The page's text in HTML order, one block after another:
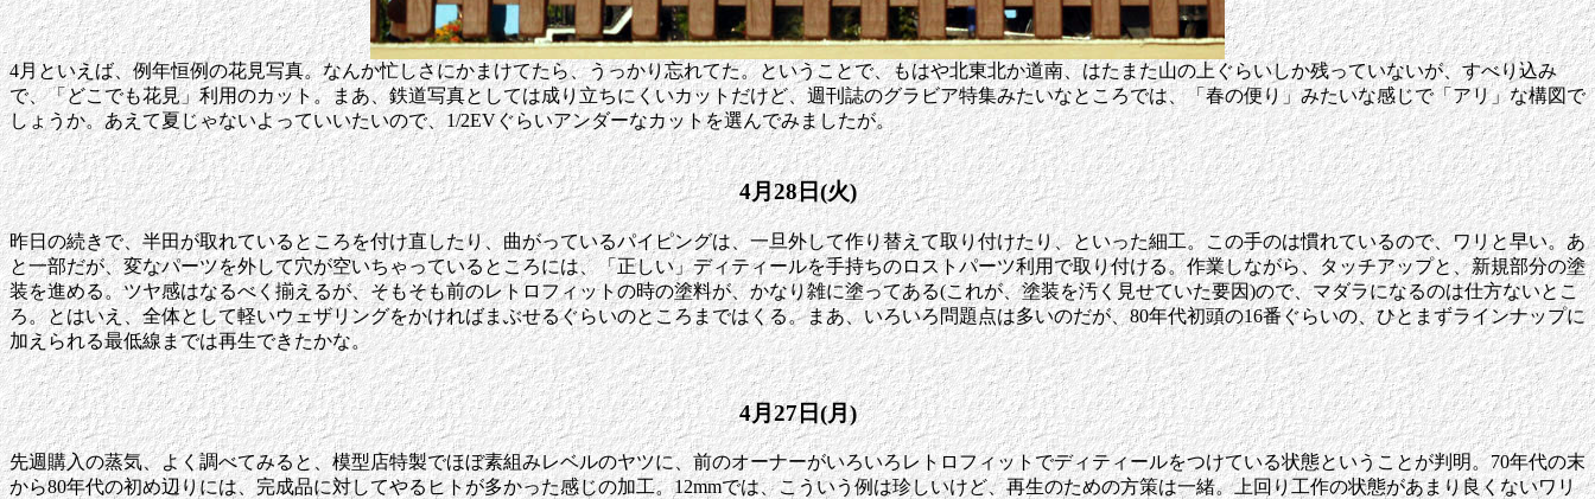
4月といえば、例年恒例の花見写真。なんか忙しさにかまけてたら、うっかり忘れてた。ということで、もはや北東北か道南、はたまた山の上ぐらいしか残っていないが、すべり込み
で、「どこでも花見」利用のカット。まあ、鉄道写真としては成り立ちにくいカットだけど、週刊誌のグラビア特集みたいなところでは、「春の便り」みたいな感じで「アリ」な構図で
しょうか。あえて夏じゃないよっていいたいので、1/2EVぐらいアンダーなカットを選んでみましたが。
4月28日(火)
昨日の続きで、半田が取れているところを付け直したり、曲がっているパイピングは、一旦外して作り替えて取り付けたり、といった細工。この手のは慣れているので、ワリと早い。あ
と一部だが、変なパーツを外して穴が空いちゃっているところには、「正しい」ディティールを手持ちのロストパーツ利用で取り付ける。作業しながら、タッチアップと、新規部分の塗
装を進める。ツヤ感はなるべく揃えるが、そもそも前のレトロフィットの時の塗料が、かなり雑に塗ってある(これが、塗装を汚く見せていた要因)ので、マダラになるのは仕方ないとこ
ろ。とはいえ、全体として軽いウェザリングをかければまぶせるぐらいのところまではくる。まあ、いろいろ問題点は多いのだが、80年代初頭の16番ぐらいの、ひとまずラインナップに
加えられる最低線までは再生できたかな。
4月27日(月)
先週購入の蒸気、よく調べてみると、模型店特製でほぼ素組みレベルのヤツに、前のオーナーがいろいろレトロフィットでディティールをつけている状態ということが判明。70年代の末
から80年代の初め辺りには、完成品に対してやるヒトが多かった感じの加工。12mmでは、こういう例は珍しいけど、再生のための方策は一緒。上回り工作の状態があまり良くないワリ